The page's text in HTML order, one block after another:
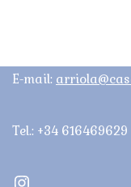
E-mail:
Tel.: +34 616469629